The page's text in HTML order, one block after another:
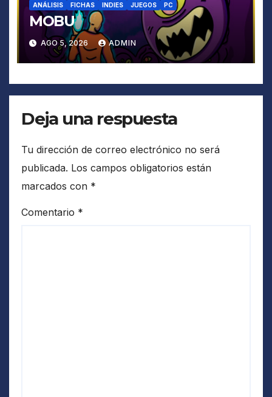
ANÁLISIS FICHAS INDIES JUEGOS PC
MOBU
AGO 5, 2026 ADMIN
Deja una respuesta
Tu dirección de correo electrónico no será
publicada. Los campos obligatorios están
marcados con *
Comentario *